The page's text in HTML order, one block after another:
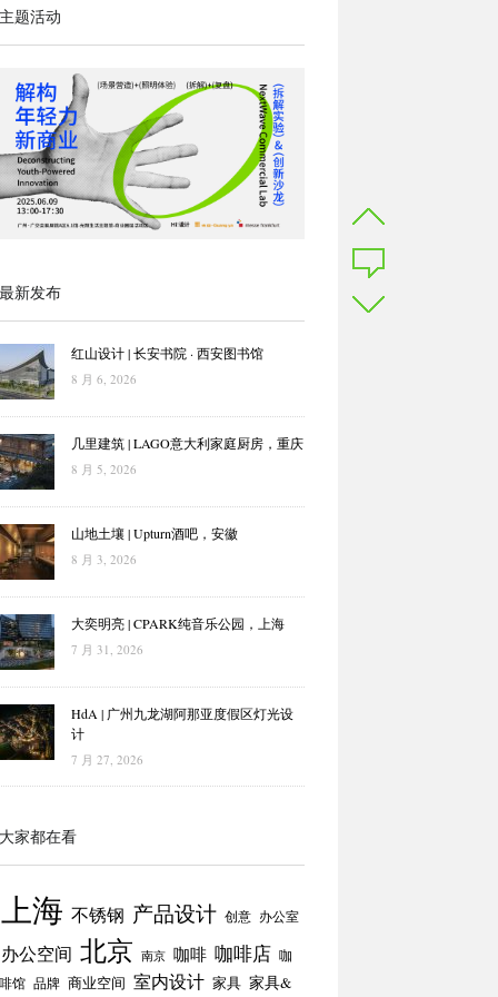
题活动
新发布
红山设计 | 长安书院 · 西安图书馆
8 月 6, 2026
几里建筑 | LAGO意大利家庭厨房，重庆
8 月 5, 2026
山地土壤 | Upturn酒吧，安徽
8 月 3, 2026
大奕明亮 | CPARK纯音乐公园，上海
7 月 31, 2026
HdA | 广州九龙湖阿那亚度假区灯光设
计
7 月 27, 2026
家都在看
上海 不锈钢 产品设计 创意 办公室
办公空间 北京 南京 咖啡 咖啡店 咖
馆 品牌 商业空间 室内设计 家具 家具&